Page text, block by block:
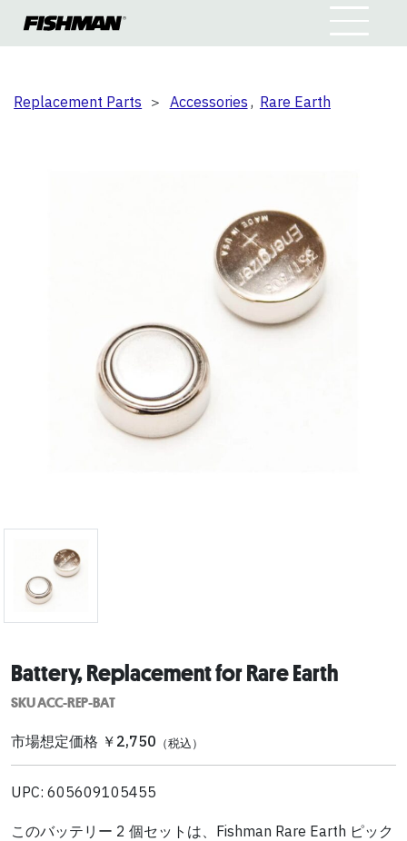
Replacement Parts ＞ Accessories , Rare Earth
Battery, Replacement for Rare Earth
SKU ACC-REP-BAT
市場想定価格 ￥2,750 （税込）
UPC: 605609105455
このバッテリー 2 個セットは、Fishman Rare Earth ピック